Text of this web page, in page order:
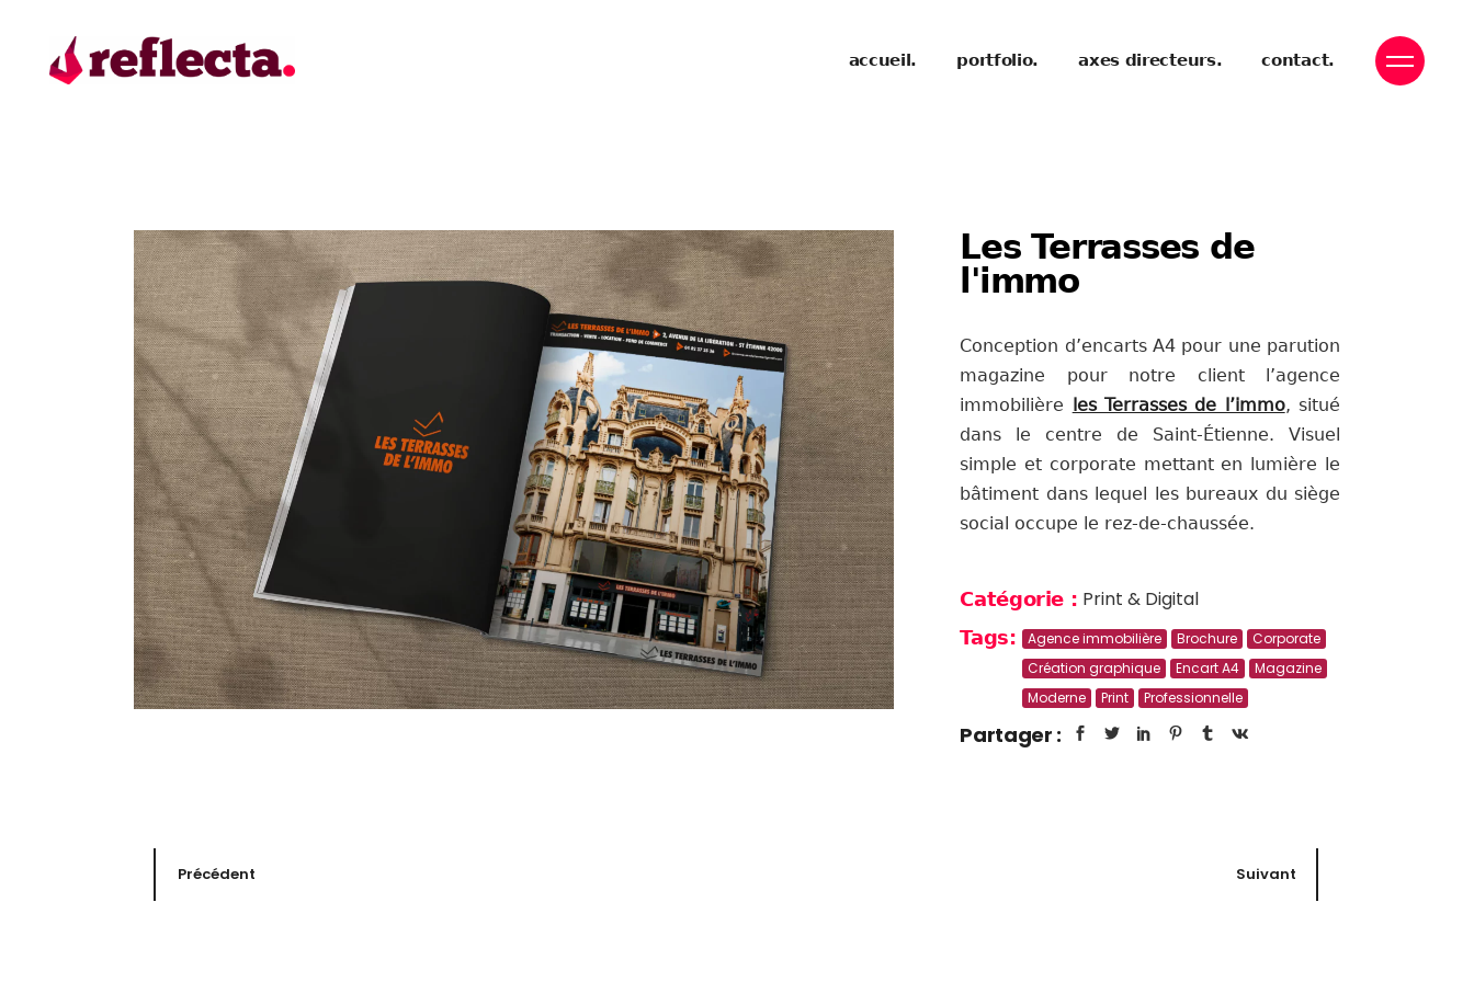
accueil. portfolio. axes directeurs. contact.
Les Terrasses de
l'immo
Conception d’encarts A4 pour une parution
magazine pour notre client l’agence
immobilière les Terrasses de l’immo, situé
dans le centre de Saint-Étienne. Visuel
simple et corporate mettant en lumière le
bâtiment dans lequel les bureaux du siège
social occupe le rez-de-chaussée.
Catégorie : Print & Digital
Tags: Agence immobilière Brochure
Corporate
Création graphique
Encart A4
Magazine
Moderne
Print Professionnelle
Partager :
Précédent Suivant